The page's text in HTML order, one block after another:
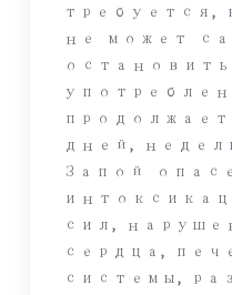
требуется,
не может
дней,
Запой
сил,
сердца,
системы,